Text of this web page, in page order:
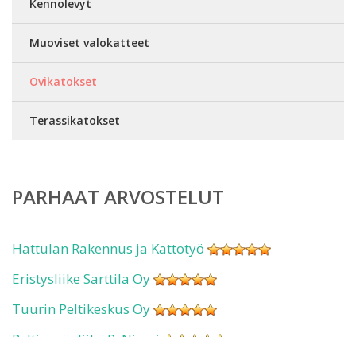
Kennolevyt
Muoviset valokatteet
Ovikatokset
Terassikatokset
PARHAAT ARVOSTELUT
Hattulan Rakennus ja Kattotyö
Eristysliike Sarttila Oy
Tuurin Peltikeskus Oy